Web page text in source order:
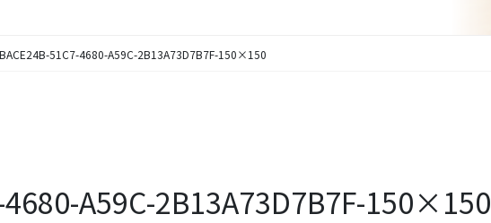
51C7-4680-A59C-2B13A73D7B7F-150×150
4680-A59C-2B13A73D7B7F-150×150